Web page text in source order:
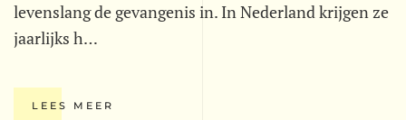
levenslang de gevangenis in. In Nederland krijgen ze
jaarlijks h…
LEES MEER